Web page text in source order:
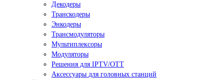
Декодеры
Транскодеры
Энкодеры
Трансмодуляторы
Мультиплексоры
Модуляторы
Решения для IPTV/OTT
Аксессуары для головных станций